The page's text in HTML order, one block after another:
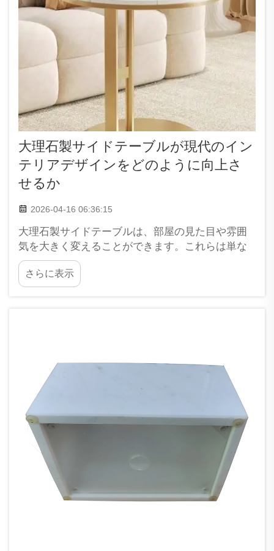
大理石製サイドテーブルが現代のイン
テリアデザインをどのように向上さ
せるか
2026-04-16 06:36:15
大理石製サイドテーブルは、部屋の見た目や雰囲
気を大きく変えることができます。これらは単な
る通常の家具ではなく、あらゆるモダンな住宅に
すっきりと調和する芸術品のような存在です。リ
ビングルームに1台の大理石製サイドテーブルを置
さらに表示